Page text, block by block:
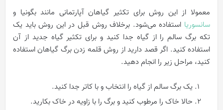
معمولا از این روش برای تکثیر گیاهان آپارتمانی مانند بگونیا و
سانسوریا استفاده می‌شود. برخلاف روش قبل در این روش باید یک
تکه برگ سالم را از گیاه جدا کنید و برای تکثیر گیاه جدید از آن
استفاده کنید. اگر قصد دارید از روش قلمه زدن برگ گیاهان استفاده
کنید، مراحل زیر را انجام دهید.
یک برگ سالم از گیاه را انتخاب و با کاتر جدا کنید.
حالا خاک را مرطوب کنید و برگ را با زاویه در خاک بکارید.